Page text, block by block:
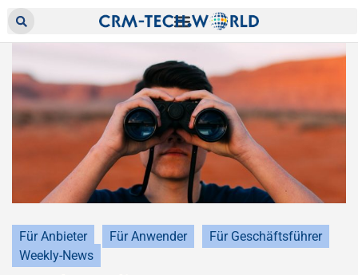
Für Anbieter Für Anwender
Für Geschäftsführer
Weekly-News